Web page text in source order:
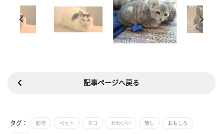
記事ページへ戻る
タグ： 動物 ペット ネコ かわいい 癒し おもしろ